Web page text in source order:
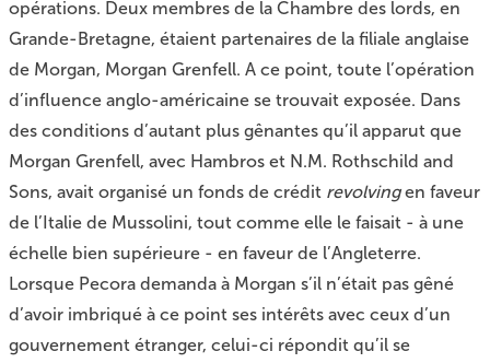
opérations. Deux membres de la Chambre des lords, en
Grande-Bretagne, étaient partenaires de la filiale anglaise
de Morgan, Morgan Grenfell. A ce point, toute l’opération
d’influence anglo-américaine se trouvait exposée. Dans
des conditions d’autant plus gênantes qu’il apparut que
Morgan Grenfell, avec Hambros et N.M. Rothschild and
Sons, avait organisé un fonds de crédit revolvingen faveur
de l’Italie de Mussolini, tout comme elle le faisait - à une
échelle bien supérieure - en faveur de l’Angleterre.
Lorsque Pecora demanda à Morgan s’il n’était pas gêné
d’avoir imbriqué à ce point ses intérêts avec ceux d’un
gouvernement étranger, celui-ci répondit qu’il se